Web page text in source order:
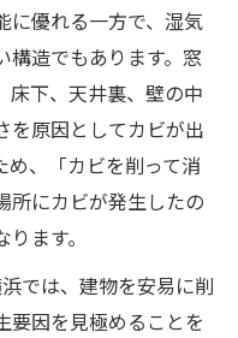
に優れる一方で、湿気
構造でもあります。窓
床下、天井裏、壁の中
を原因としてカビが出
、「カビを削って消
所にカビが発生したの
ます。
では、建物を安易に削
要因を見極めることを